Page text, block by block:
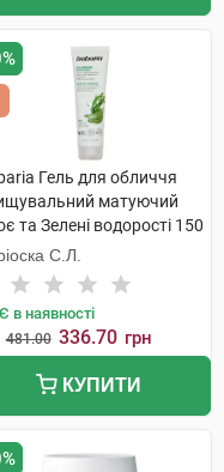
Гель для обличчя
матуючий
та Зелені водорості 150
туба С.Л.
Є в наявності
481.00 336.70 грн
КУПИТИ